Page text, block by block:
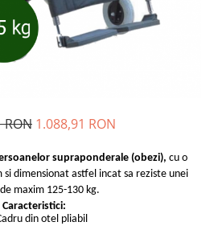
RON 1.088,91 RON
supraponderale (obezi), cu o
si dimensionat astfel incat sa reziste unei
maxim 125-130 kg.
Caracteristici:
din otel pliabil